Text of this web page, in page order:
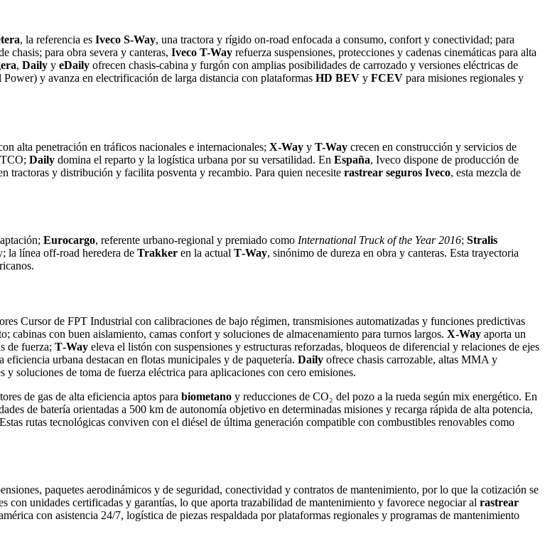
, la referencia es Iveco S-Way, una tractora y rígido on-road enfocada a consumo, confort y conectividad; para
chasis; para obra severa y canteras, Iveco T-Way refuerza suspensiones, protecciones y cadenas cinemáticas para alta
, Daily y eDaily ofrecen chasis-cabina y furgón con amplias posibilidades de carrozado y versiones eléctricas de
Power) y avanza en electrificación de larga distancia con plataformas HD BEV y FCEV para misiones regionales y
alta penetración en tráficos nacionales e internacionales; X-Way y T-Way crecen en construcción y servicios de
Daily domina el reparto y la logística urbana por su versatilidad. En España, Iveco dispone de producción de
tractoras y distribución y facilita posventa y recambio. Para quien necesite rastrear seguros Iveco, esta mezcla de
Eurocargo, referente urbano-regional y premiado como International Truck of the Year 2016; Stralis
la línea off‑road heredera de Trakker en la actual T‑Way, sinónimo de dureza en obra y canteras. Esta trayectoria
Cursor de FPT Industrial con calibraciones de bajo régimen, transmisiones automatizadas y funciones predictivas
con buen aislamiento, camas confort y soluciones de almacenamiento para turnos largos. X‑Way aporta un
de fuerza; T‑Way eleva el listón con suspensiones y estructuras reforzadas, bloqueos de diferencial y relaciones de ejes
urbana destacan en flotas municipales y de paquetería. Daily ofrece chasis carrozable, altas MMA y
y soluciones de toma de fuerza eléctrica para aplicaciones con cero emisiones.
de gas de alta eficiencia aptos para biometano y reducciones de CO₂ del pozo a la rueda según mix energético. En
de batería orientadas a 500 km de autonomía objetivo en determinadas misiones y recarga rápida de alta potencia,
rutas tecnológicas conviven con el diésel de última generación compatible con combustibles renovables como
paquetes aerodinámicos y de seguridad, conectividad y contratos de mantenimiento, por lo que la cotización se
con unidades certificadas y garantías, lo que aporta trazabilidad de mantenimiento y favorece negociar al rastrear
con asistencia 24/7, logística de piezas respaldada por plataformas regionales y programas de mantenimiento